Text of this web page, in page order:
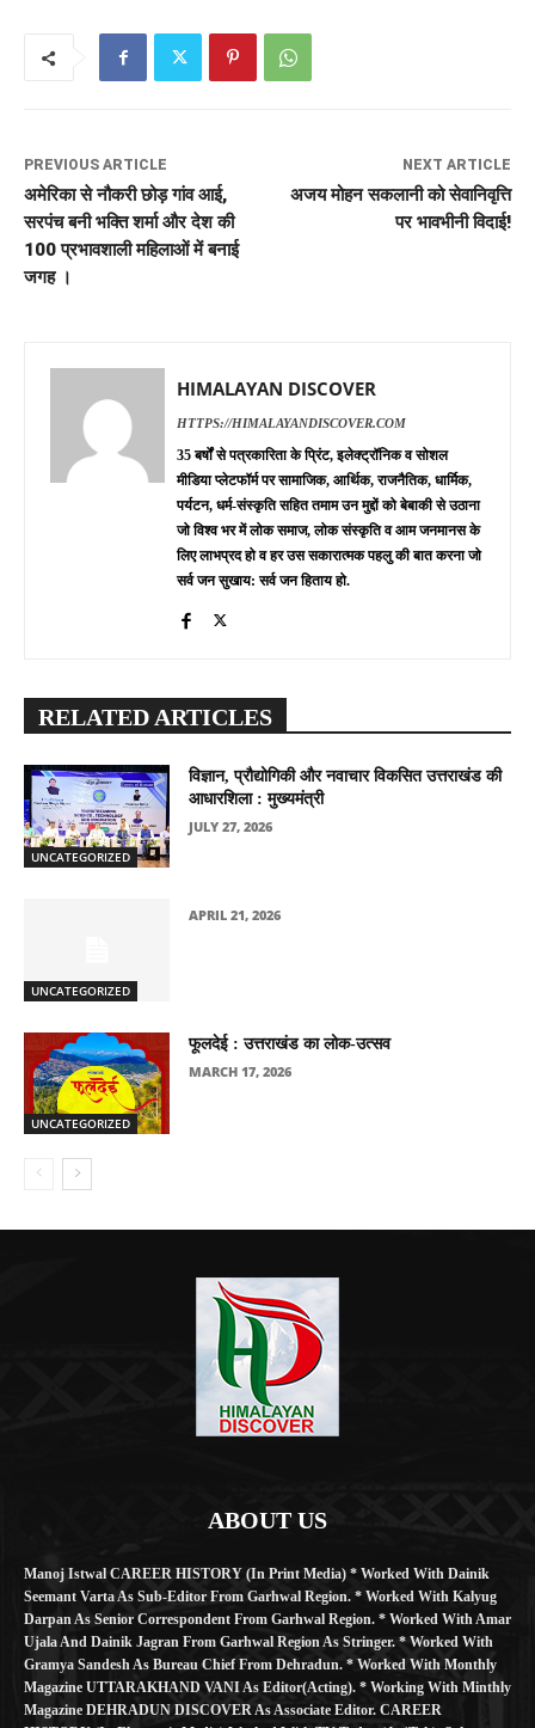
PREVIOUS ARTICLE
अमेरिका से नौकरी छोड़ गांव आई,
सरपंच बनी भक्ति शर्मा और देश की
100 प्रभावशाली महिलाओं में बनाई
जगह ।
NEXT ARTICLE
अजय मोहन सकलानी को सेवानिवृत्ति
पर भावभीनी विदाई!
HIMALAYAN DISCOVER
HTTPS://HIMALAYANDISCOVER.COM
35 बर्षों से पत्रकारिता के प्रिंट, इलेक्ट्रॉनिक व सोशल
मीडिया प्लेटफॉर्म पर सामाजिक, आर्थिक, राजनैतिक, धार्मिक,
पर्यटन, धर्म-संस्कृति सहित तमाम उन मुद्दों को बेबाकी से उठाना
जो विश्व भर में लोक समाज, लोक संस्कृति व आम जनमानस के
लिए लाभप्रद हो व हर उस सकारात्मक पहलु की बात करना जो
सर्व जन सुखाय: सर्व जन हिताय हो.
RELATED ARTICLES
UNCATEGORIZED
विज्ञान, प्रौद्योगिकी और नवाचार विकसित उत्तराखंड की
आधारशिला : मुख्यमंत्री
JULY 27, 2026
UNCATEGORIZED
APRIL 21, 2026
UNCATEGORIZED
फूलदेई : उत्तराखंड का लोक-उत्सव
MARCH 17, 2026
ABOUT US
Manoj Istwal CAREER HISTORY (in Print Media) * Worked With Dainik
Seemant Varta As Sub-Editor From Garhwal Region. * Worked With Kalyug
Darpan As Senior Correspondent From Garhwal Region. * Worked With Amar
Ujala And Dainik Jagran From Garhwal Region As Stringer. * Worked With
Gramya Sandesh As Bureau Chief From Dehradun. * Worked With Monthly
Magazine UTTARAKHAND VANI As Editor(Acting). * Working With Minthly
Magazine DEHRADUN DISCOVER As Associate Editor. CAREER